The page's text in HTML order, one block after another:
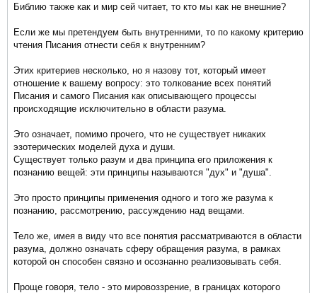
Библию также как и мир сей читает, то кто мы как не внешние?
Если же мы претендуем быть внутренними, то по какому критерию
чтения Писания отнести себя к внутренним?
Этих критериев несколько, но я назову тот, который имеет
отношение к вашему вопросу: это толкование всех понятий
Писания и самого Писания как описывающего процессы
происходящие исключительно в области разума.
Это означает, помимо прочего, что не существует никаких
эзотерических моделей духа и души.
Существует только разум и два принципа его приложения к
познанию вещей: эти принципы называются "дух" и "душа".
Это просто принципы применения одного и того же разума к
познанию, рассмотрению, рассуждению над вещами.
Тело же, имея в виду что все понятия рассматриваются в области
разума, должно означать сферу обращения разума, в рамках
которой он способен связно и осознанно реализовывать себя.
Проще говоря, тело - это мировоззрение, в границах которого